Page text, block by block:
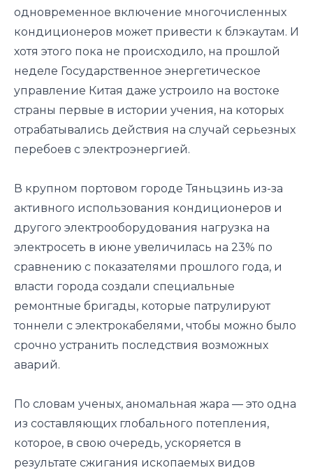
одновременное включение многочисленных
кондиционеров может привести к блэкаутам. И
хотя этого пока не происходило, на прошлой
неделе Государственное энергетическое
управление Китая даже устроило на востоке
страны первые в истории учения, на которых
отрабатывались действия на случай серьезных
перебоев с электроэнергией.
В крупном портовом городе Тяньцзинь из-за
активного использования кондиционеров и
другого электрооборудования нагрузка на
электросеть в июне увеличилась на 23% по
сравнению с показателями прошлого года, и
власти города создали специальные
ремонтные бригады, которые патрулируют
тоннели с электрокабелями, чтобы можно было
срочно устранить последствия возможных
аварий.
По словам ученых, аномальная жара — это одна
из составляющих глобального потепления,
которое, в свою очередь, ускоряется в
результате сжигания ископаемых видов